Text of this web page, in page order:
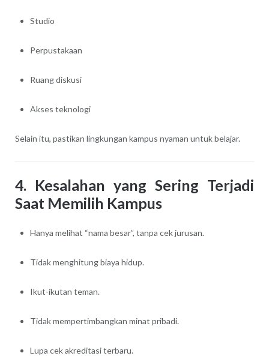
Studio
Perpustakaan
Ruang diskusi
Akses teknologi
Selain itu, pastikan lingkungan kampus nyaman untuk belajar.
4. Kesalahan yang Sering Terjadi
Saat Memilih Kampus
Hanya melihat “nama besar”, tanpa cek jurusan.
Tidak menghitung biaya hidup.
Ikut-ikutan teman.
Tidak mempertimbangkan minat pribadi.
Lupa cek akreditasi terbaru.